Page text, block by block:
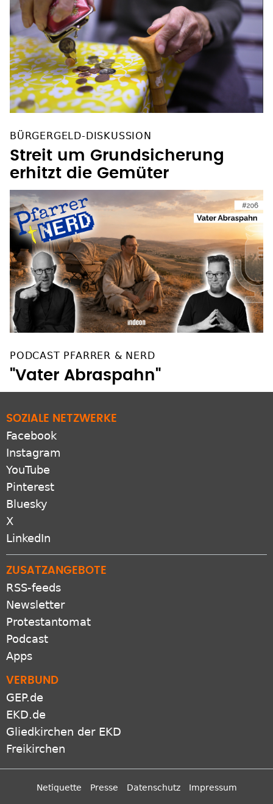
BÜRGERGELD-DISKUSSION
Streit um Grundsicherung
PODCAST PFARRER & NERD
"Vater Abraspahn"
SOZIALE NETZWERKE
Facebook
Instagram
YouTube
Pinterest
Bluesky
X
ZUSATZANGEBOTE
RSS-feeds
Newsletter
Protestantomat
Podcast
VERBUND
GEP.de
EKD.de
Gliedkirchen der EKD